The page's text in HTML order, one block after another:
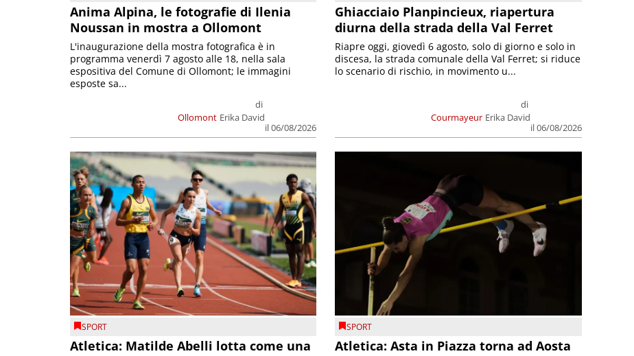
Anima Alpina, le fotografie di Ilenia
Noussan in mostra a Ollomont
Ollomont
di
Erika David
il 06/08/2026
L'inaugurazione della mostra fotografica è in
programma venerdì 7 agosto alle 18, nella sala
espositiva del Comune di Ollomont; le immagini
esposte sa...
Ghiacciaio Planpincieux, riapertura
diurna della strada della Val Ferret
Courmayeur
di
Erika David
il 06/08/2026
Riapre oggi, giovedì 6 agosto, solo di giorno e solo in
discesa, la strada comunale della Val Ferret; si riduce
lo scenario di rischio, in movimento u...
SPORT
Atletica: Matilde Abelli lotta come una
SPORT
Atletica: Asta in Piazza torna ad Aosta